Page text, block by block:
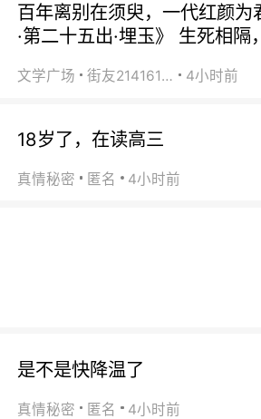
百年离别在须臾，一代红颜为
·第二十五出·埋玉》 生死相隔，
文学广场 街友21416156 4小时前
18岁了，在读高三
真情秘密 匿名 4小时前
是不是快降温了
真情秘密 匿名 4小时前